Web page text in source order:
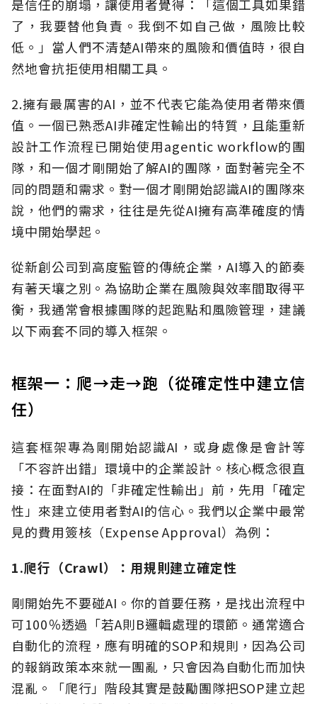
是信任的崩塌，讓使用者覺得：「這個工具如果錯
了，我要替他負責。我倒不如自己做，風險比較
低。」當人們不清楚AI帶來的風險和價值時，很自
然地會抗拒使用相關工具。
2.擁有最厲害的AI，並不代表它能為使用者帶來價
值。一個已熟悉AI非確定性輸出的特質，且能重新
設計工作流程已開始使用agentic workflow的團
隊，和一個才剛開始了解AI的團隊，面對著完全不
同的問題和需求。對一個才剛開始認識AI的團隊來
說，他們的需求，往往是先從AI擁有高準確度的情
境中開始學起。
從新創公司到高度監管的傳統企業，AI導入的節奏
有著天壤之別。為協助企業在風險與效率間取得平
衡，我通常會根據團隊的起跑點和風險管理，建議
以下兩套不同的導入框架。
框架一：爬→走→跑（從確定性中建立信
任）
這套框架專為剛開始認識AI，或身處像是會計等
「不容許出錯」環境中的企業設計。核心概念很直
接：在面對AI的「非確定性輸出」前，先用「確定
性」來建立使用者對AI的信心。我們以企業中最常
見的費用簽核（Expense Approval）為例：
1.爬行（Crawl）：用規則建立確定性
剛開始先不要碰AI。你的首要任務，是找出流程中
可100％透過「若A則B邏輯處理的環節。通常適合
自動化的流程，應有明確的SOP和規則，因為公司
的報銷政策本來就一團亂，只會因為自動化而加快
混亂。「爬行」階段其實是鼓勵團隊把SOP建立起